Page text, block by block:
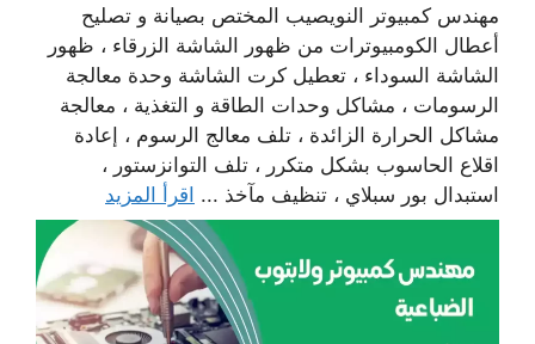
مهندس كمبيوتر النويصيب المختص بصيانة و تصليح
أعطال الكومبيوترات من ظهور الشاشة الزرقاء ، ظهور
الشاشة السوداء ، تعطيل كرت الشاشة وحدة معالجة
الرسومات ، مشاكل وحدات الطاقة و التغذية ، معالجة
مشاكل الحرارة الزائدة ، تلف معالج الرسوم ، إعادة
اقلاع الحاسوب بشكل متكرر ، تلف التوانزستور ،
استبدال بور سبلاي ، تنظيف مآخذ ... اقرأ المزيد